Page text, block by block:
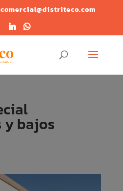
comercial@distriteco.com
y bajos